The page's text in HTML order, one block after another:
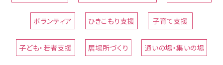
ボランティア ひきこもり支援 子育て支援
子ども・若者支援 居場所づくり 通いの場・集いの場